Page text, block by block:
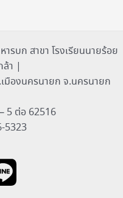
บก สาขา โรงเรียนนายร้อย
ล้า |
มืองนครนายก จ.นครนายก
5 ต่อ 62516
5323